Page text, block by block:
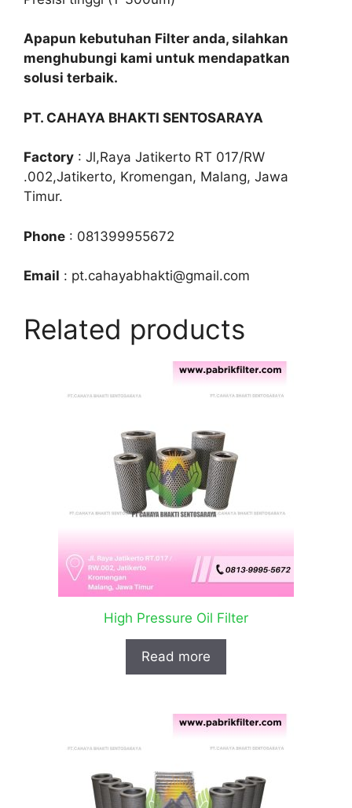
Apapun kebutuhan Filter anda, silahkan
menghubungi kami untuk mendapatkan
solusi terbaik.
PT. CAHAYA BHAKTI SENTOSARAYA
Factory : Jl,Raya Jatikerto RT 017/RW
.002,Jatikerto, Kromengan, Malang, Jawa
Timur.
Phone : 081399955672
Email : pt.cahayabhakti@gmail.com
Related products
High Pressure Oil Filter
Read more